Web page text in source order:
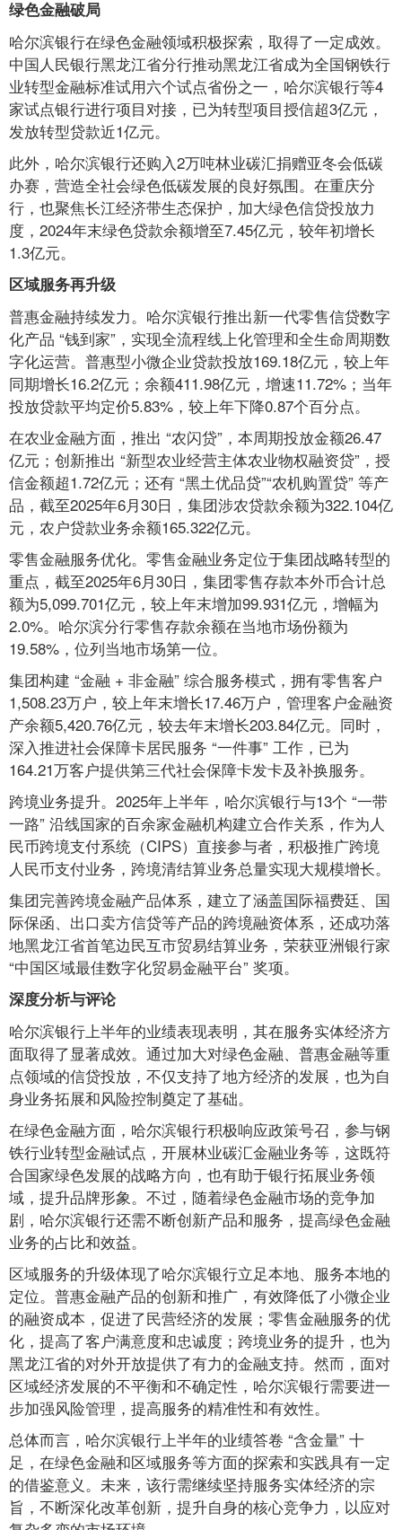
绿色金融破局
哈尔滨银行在绿色金融领域积极探索，取得了一定成效。
中国人民银行黑龙江省分行推动黑龙江省成为全国钢铁行
业转型金融标准试用六个试点省份之一，哈尔滨银行等4
家试点银行进行项目对接，已为转型项目授信超3亿元，
发放转型贷款近1亿元。
此外，哈尔滨银行还购入2万吨林业碳汇捐赠亚冬会低碳
办赛，营造全社会绿色低碳发展的良好氛围。在重庆分
行，也聚焦长江经济带生态保护，加大绿色信贷投放力
度，2024年末绿色贷款余额增至7.45亿元，较年初增长
1.3亿元。
区域服务再升级
普惠金融持续发力。哈尔滨银行推出新一代零售信贷数字
化产品 “钱到家”，实现全流程线上化管理和全生命周期数
字化运营。普惠型小微企业贷款投放169.18亿元，较上年
同期增长16.2亿元；余额411.98亿元，增速11.72%；当年
投放贷款平均定价5.83%，较上年下降0.87个百分点。
在农业金融方面，推出 “农闪贷”，本周期投放金额26.47
亿元；创新推出 “新型农业经营主体农业物权融资贷”，授
信金额超1.72亿元；还有 “黑土优品贷”“农机购置贷” 等产
品，截至2025年6月30日，集团涉农贷款余额为322.104亿
元，农户贷款业务余额165.322亿元。
零售金融服务优化。零售金融业务定位于集团战略转型的
重点，截至2025年6月30日，集团零售存款本外币合计总
额为5,099.701亿元，较上年末增加99.931亿元，增幅为
2.0%。哈尔滨分行零售存款余额在当地市场份额为
19.58%，位列当地市场第一位。
集团构建 “金融 + 非金融” 综合服务模式，拥有零售客户
1,508.23万户，较上年末增长17.46万户，管理客户金融资
产余额5,420.76亿元，较去年末增长203.84亿元。同时，
深入推进社会保障卡居民服务 “一件事” 工作，已为
164.21万客户提供第三代社会保障卡发卡及补换服务。
跨境业务提升。2025年上半年，哈尔滨银行与13个 “一带
一路” 沿线国家的百余家金融机构建立合作关系，作为人
民币跨境支付系统（CIPS）直接参与者，积极推广跨境
人民币支付业务，跨境清结算业务总量实现大规模增长。
集团完善跨境金融产品体系，建立了涵盖国际福费廷、国
际保函、出口卖方信贷等产品的跨境融资体系，还成功落
地黑龙江省首笔边民互市贸易结算业务，荣获亚洲银行家
“中国区域最佳数字化贸易金融平台” 奖项。
深度分析与评论
哈尔滨银行上半年的业绩表现表明，其在服务实体经济方
面取得了显著成效。通过加大对绿色金融、普惠金融等重
点领域的信贷投放，不仅支持了地方经济的发展，也为自
身业务拓展和风险控制奠定了基础。
在绿色金融方面，哈尔滨银行积极响应政策号召，参与钢
铁行业转型金融试点，开展林业碳汇金融业务等，这既符
合国家绿色发展的战略方向，也有助于银行拓展业务领
域，提升品牌形象。不过，随着绿色金融市场的竞争加
剧，哈尔滨银行还需不断创新产品和服务，提高绿色金融
业务的占比和效益。
区域服务的升级体现了哈尔滨银行立足本地、服务本地的
定位。普惠金融产品的创新和推广，有效降低了小微企业
的融资成本，促进了民营经济的发展；零售金融服务的优
化，提高了客户满意度和忠诚度；跨境业务的提升，也为
黑龙江省的对外开放提供了有力的金融支持。然而，面对
区域经济发展的不平衡和不确定性，哈尔滨银行需要进一
步加强风险管理，提高服务的精准性和有效性。
总体而言，哈尔滨银行上半年的业绩答卷 “含金量” 十
足，在绿色金融和区域服务等方面的探索和实践具有一定
的借鉴意义。未来，该行需继续坚持服务实体经济的宗
旨，不断深化改革创新，提升自身的核心竞争力，以应对